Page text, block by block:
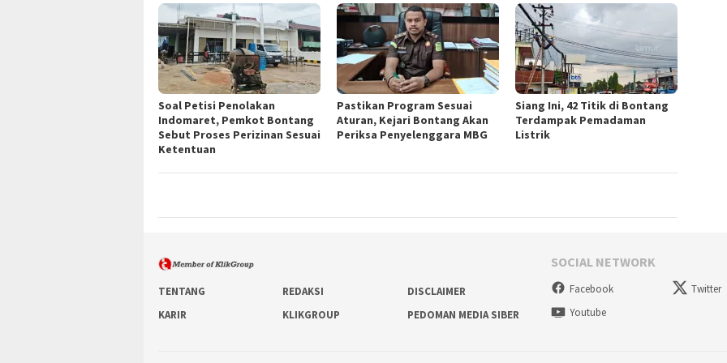
Soal Petisi Penolakan
Indomaret, Pemkot Bontang
Sebut Proses Perizinan Sesuai
Ketentuan
Pastikan Program Sesuai
Aturan, Kejari Bontang Akan
Periksa Penyelenggara MBG
Siang Ini, 42 Titik di Bontang
Terdampak Pemadaman
Listrik
TENTANG REDAKSI
DISCLAIMER
KARIR
KLIKGROUP PEDOMAN MEDIA SIBER
SOCIAL NETWORK
Facebook Twitter
Youtube